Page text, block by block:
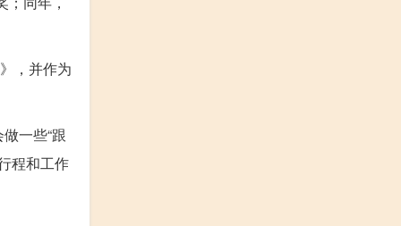
，并作为
一些“跟
程和工作